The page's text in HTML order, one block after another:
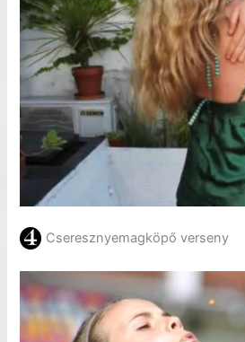
Cseresznyemagköpő verseny